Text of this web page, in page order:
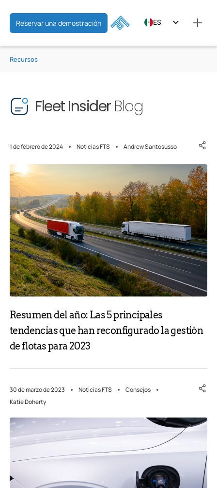
Reservar una demostración ES
Recursos
Fleet InsiderBlog
1 de febrero de 2024 Noticias FTS Andrew Santosusso
Resumen del año: Las 5 principales
tendencias que han reconfigurado la gestión
de flotas para 2023
30 de marzo de 2023 Noticias FTS
Consejos
Katie Doherty